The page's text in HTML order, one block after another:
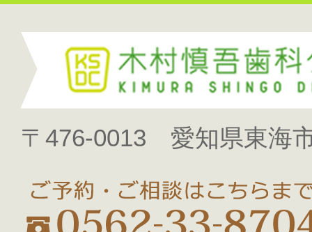
〒476-0013 愛知県東海